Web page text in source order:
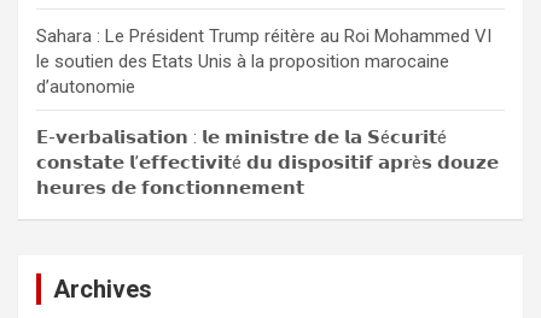
Sahara : Le Président Trump réitère au Roi Mohammed VI
le soutien des Etats Unis à la proposition marocaine
d’autonomie
𝗘-𝘃𝗲𝗿𝗯𝗮𝗹𝗶𝘀𝗮𝘁𝗶𝗼𝗻 : 𝗹𝗲 𝗺𝗶𝗻𝗶𝘀𝘁𝗿𝗲 𝗱𝗲 𝗹𝗮 𝗦é𝗰𝘂𝗿𝗶𝘁é
𝗰𝗼𝗻𝘀𝘁𝗮𝘁𝗲 𝗹’𝗲𝗳𝗳𝗲𝗰𝘁𝗶𝘃𝗶𝘁é 𝗱𝘂 𝗱𝗶𝘀𝗽𝗼𝘀𝗶𝘁𝗶𝗳 𝗮𝗽𝗿è𝘀 𝗱𝗼𝘂𝘇𝗲
𝗵𝗲𝘂𝗿𝗲𝘀 𝗱𝗲 𝗳𝗼𝗻𝗰𝘁𝗶𝗼𝗻𝗻𝗲𝗺𝗲𝗻𝘁
Archives